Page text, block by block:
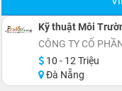
Kỹ thuật Môi
CÔNG TY CỔ
10 - 12 Triệu
Đà Nẵng